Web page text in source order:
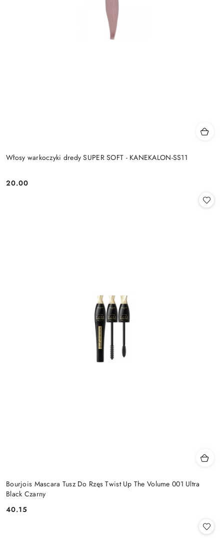
Włosy warkoczyki dredy SUPER SOFT - KANEKALON-SS11
Cena:
20.00
Bourjois Mascara Tusz Do Rzęs Twist Up The Volume 001 Ultra
Black Czarny
Cena:
40.15